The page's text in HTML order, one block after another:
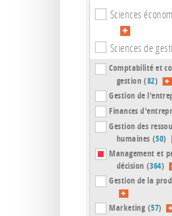
Sciences
Sciences de
Comptabilité et
gestion (82)
Gestion de
Finances
Gestion des
humaines (50)
Management et
décision (364)
Gestion de la
Marketing (57)